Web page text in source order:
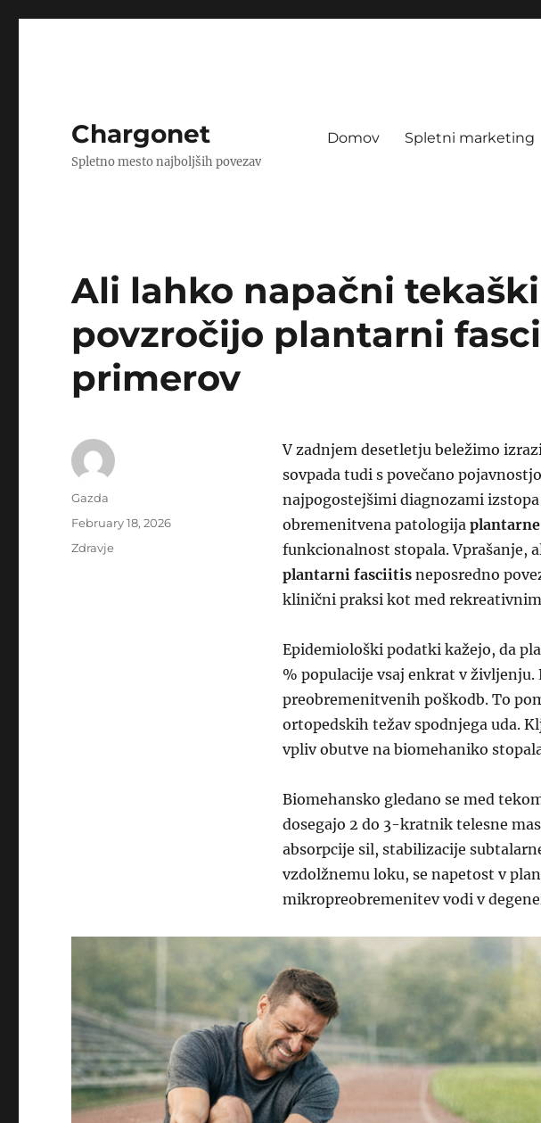
Chargonet
Spletno mesto najboljših povezav
Domov Spletni marketing
Ali lahko napačni
povzročijo plantarni
primerov
V zadnjem desetletju beležimo
sovpada tudi s povečano
najpogostejšimi diagnozami izstopa
obremenitvena patologija
funkcionalnost stopala. Vprašanje,
plantarni fasciitisneposredno
klinični praksi kot med
Epidemiološki podatki kažejo, da
% populacije vsaj enkrat v življenju.
preobremenitvenih poškodb. To
ortopedskih težav spodnjega uda.
vpliv obutve na biomehaniko
Biomehansko gledano se med
dosegajo 2 do 3-kratnik telesne
absorpcije sil, stabilizacije
vzdolžnemu loku, se napetost v
mikropreobremenitev vodi v
Author
Gazda
Posted
on
February 18, 2026
Categories
Zdravje